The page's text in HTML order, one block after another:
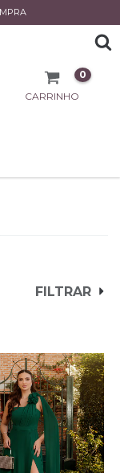
CARRINHO
0
FILTRAR